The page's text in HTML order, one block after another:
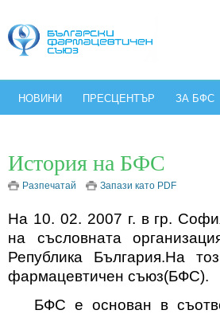
НОВИНИ ПРЕСЦЕНТЪР ЗА БФС
История на БФС
Разпечатай Запази като PDF
На 10. 02. 2007 г. в гр.
на съсловната
Република България.На
фармацевтичен съюз(БФС).
БФС е основан в